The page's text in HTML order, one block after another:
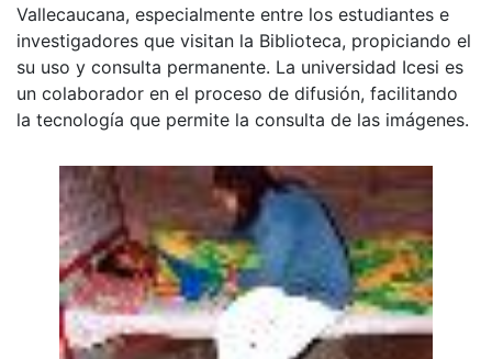
Vallecaucana, especialmente entre los estudiantes e
investigadores que visitan la Biblioteca, propiciando el
su uso y consulta permanente. La universidad Icesi es
un colaborador en el proceso de difusión, facilitando
la tecnología que permite la consulta de las imágenes.